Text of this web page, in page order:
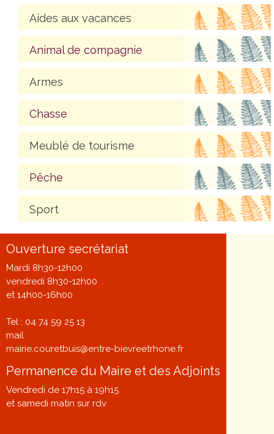
Aides aux vacances
Animal de compagnie
Armes
Chasse
Meublé de tourisme
Pêche
Sport
Ouverture secrétariat
Mardi 8h30-12h00
vendredi 8h30-12h00
et 14h00-16h00
Tel : 04 74 59 25 13
mail
mairie.couretbuis@entre-bievreetrhone.fr
Permanence du Maire et des Adjoints
Vendredi de 17h15 à 19h15
et samedi matin sur rdv